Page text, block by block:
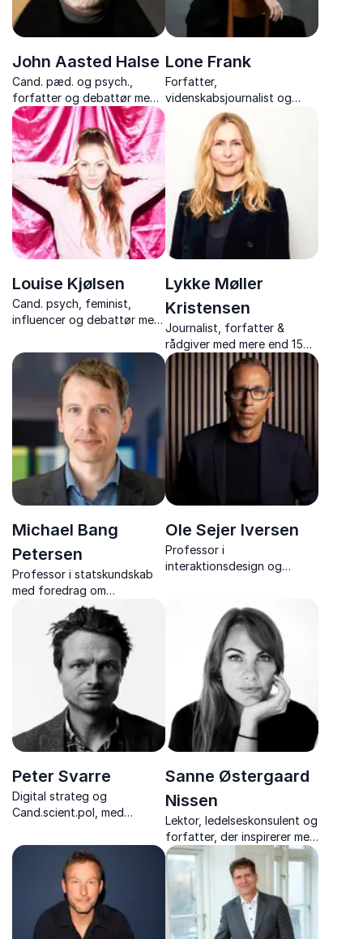
John Aasted Halse
Cand. pæd. og psych.,
forfatter og debattør med
tankevækkende og
humoristiske foredrag om
børn, opdragelse og den
moderne familie.
Lone Frank
Forfatter,
videnskabsjournalist og
hjerneforsker, der gør
kompleks forskning om
mennesket skarp,
nærværende og
vedkommende.
Louise Kjølsen
Cand. psych, feminist,
influencer og debattør med
sikkerhed, sociale medier,
feminismens mange ansigter
og unges online liv.
Lykke Møller
Kristensen
Journalist, forfatter &
rådgiver med mere end 15
års erfaring i digital kultur
og kommunikation samt
konkrete løsninger til skoler,
forældre, virksomheder og
ledere.
Michael Bang
Petersen
Professor i statskundskab
med foredrag om
samfundstillid, kriser og
sociale medier.
Ole Sejer Iversen
Professor i
interaktionsdesign og
og uddannelsesinstitutioner.
Peter Svarre
Digital strateg og
Cand.scient.pol, med
teknologi forståelig – fra AI
og digital etik til strategier,
der ruster din virksomhed.
Sanne Østergaard
Nissen
Lektor, ledelseskonsulent og
forfatter, der inspirerer med
stærke foredrag om trivsel,
perfektionisme og
personligt lederskab – med
varme, indsigt og nærvær.